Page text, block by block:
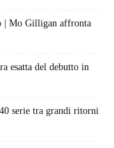
| Mo Gilligan affronta
esatta del debutto in
serie tra grandi ritorni